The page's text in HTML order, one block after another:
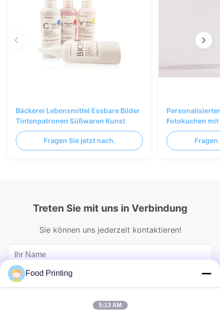
Bäckerei Lebensmittel Essbare Bilder
Tintenpatronen Süßwaren Kunst
Fragen Sie jetzt nach.
Fotokuchen
Druckpapier,
Fragen
Treten Sie mit uns in Verbindung
Sie können uns jederzeit kontaktieren!
Food Printing
5:13 AM